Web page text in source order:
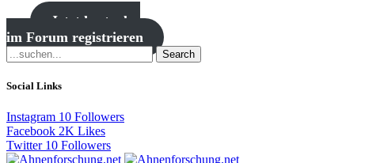
Jetzt kostenlos
im Forum registrieren
Search
Social Links
Instagram 10 Followers
Facebook 2K Likes
Twitter 10 Followers